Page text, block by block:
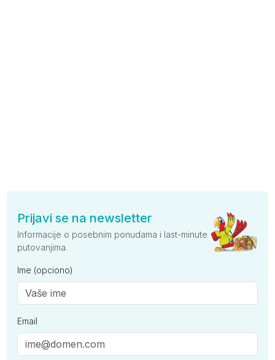
Prijavi se na newsletter
Informacije o posebnim ponudama i last-minute
putovanjima.
Ime (opciono)
Email